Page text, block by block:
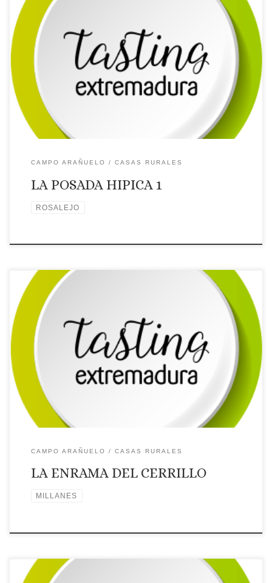
Licencia: TR-CC-00320 Categoría: 3 Estrellas
Tipo: Casa
rural
Comarca turística: CAMPO ARAÑUELO
Localidad:
ROSALEJO
Dirección: Calle Tres, Nº 2
Página web: Web ✉
Correo Electrónico: Contactar por correo electrónico
Teléfono: Teléfono: 927550351 – 685145208
Placa distintiva
🗺Ubicación
CAMPO ARAÑUELO CASAS RURALES
LA POSADA HIPICA 1
ROSALEJO
Licencia: AT-CC-00136 Categoría: 2 Estrellas
Tipo: Casa
rural
Comarca turística: CAMPO ARAÑUELO
Localidad:
MILLANES
Dirección: C/ Pizarra, 27
Página web: Web ✉
Correo Electrónico: Contactar por correo electrónico
Teléfono: Teléfono: 927531340 – 633814548
Placa distintiva
🗺Ubicación
CAMPO ARAÑUELO CASAS RURALES
LA ENRAMA DEL CERRILLO
MILLANES